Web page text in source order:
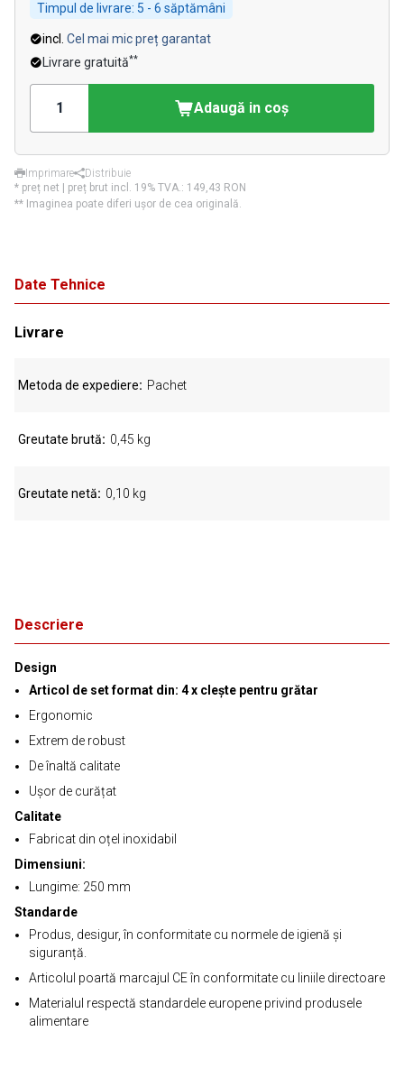
Timpul de livrare: 5 - 6 săptămâni
incl. Cel mai mic preț garantat
Livrare gratuită**
Adaugă in coş
Imprimare
Distribuie
* preț net | preț brut incl. 19% TVA.: 149,43 RON
** Imaginea poate diferi ușor de cea originală.
Descriere
Design
Articol de set format din: 4 x clește pentru grătar
Ergonomic
Extrem de robust
De înaltă calitate
Ușor de curățat
Calitate
Fabricat din oțel inoxidabil
Dimensiuni:
Lungime: 250 mm
Standarde
Produs, desigur, în conformitate cu normele de igienă și
siguranță.
Articolul poartă marcajul CE în conformitate cu liniile directoare
Materialul respectă standardele europene privind produsele
alimentare
Date Tehnice
Livrare
Metoda de expediere Pachet
Greutate brută 0,45 kg
Greutate netă 0,10 kg